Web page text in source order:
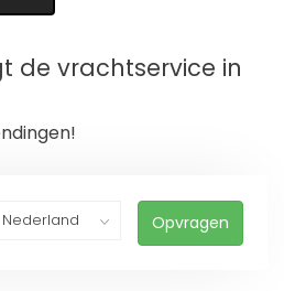
de vrachtservice in
Opvragen